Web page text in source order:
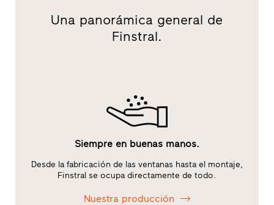
Una panorámica general de
Finstral.
Siempre en buenas manos.
Desde la fabricación de las ventanas hasta el montaje,
Finstral se ocupa directamente de todo.
Nuestra producción